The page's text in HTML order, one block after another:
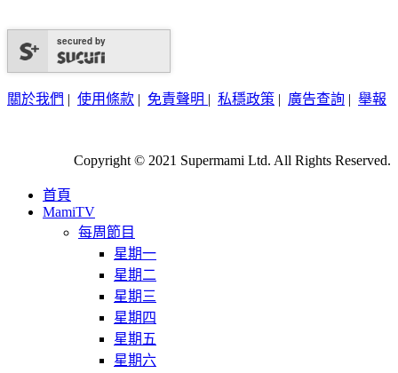
secured by
關於我們 | 使用條款 | 免責聲明 | 私穩政策 | 廣告查詢 | 舉報
Copyright © 2021 Supermami Ltd. All Rights Reserved.
首頁
MamiTV
每周節目
星期一
星期二
星期三
星期四
星期五
星期六